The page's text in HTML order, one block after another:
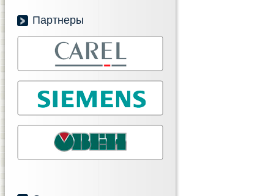
Партнеры